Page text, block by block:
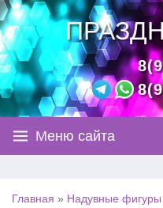
Меню сайта
Главная » Надувные фигуры